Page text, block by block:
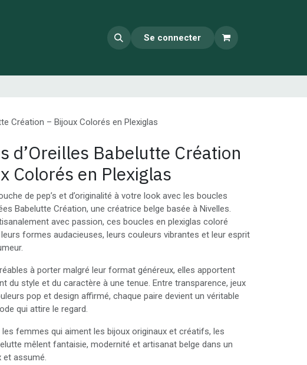
Se connecter
Création – Bijoux Colorés en Plexiglas
d’Oreilles Babelutte Création
Colorés en Plexiglas
de pep’s et d’originalité à votre look avec les boucles
Babelutte Création, une créatrice belge basée à Nivelles.
avec passion, ces boucles en plexiglas coloré
formes audacieuses, leurs couleurs vibrantes et leur esprit
à porter malgré leur format généreux, elles apportent
du style et du caractère à une tenue. Entre transparence, jeux
pop et design affirmé, chaque paire devient un véritable
qui attire le regard.
femmes qui aiment les bijoux originaux et créatifs, les
mêlent fantaisie, modernité et artisanat belge dans un
et assumé.